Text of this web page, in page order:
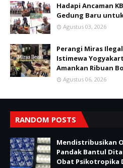
Hadapi Ancaman
Gedung Baru
Agustus 03, 2026
Perangi Miras
Istimewa
Amankan Ribuan
Agustus 06, 2026
RANDOM POSTS
Mendistribusikan
Pandak Bantul
Obat Psikotropika